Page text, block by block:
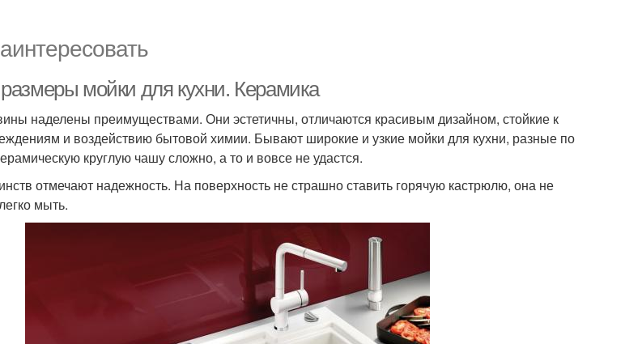
мойки для кухни. Керамика
наделены преимуществами. Они эстетичны, отличаются красивым дизайном, стойкие к
и воздействию бытовой химии. Бывают широкие и узкие мойки для кухни, разные по
круглую чашу сложно, а то и вовсе не удастся.
отмечают надежность. На поверхность не страшно ставить горячую кастрюлю, она не
мыть.